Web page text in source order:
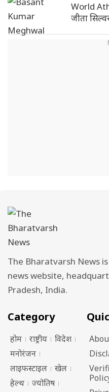
World
जीता
The Bharatvarsh News
news website,
Pradesh, India.
Category
होम राष्ट्रीय
विदेश
मनोरंजन
लाइफस्टाइल
खेल
हेल्थ
ज्योतिष